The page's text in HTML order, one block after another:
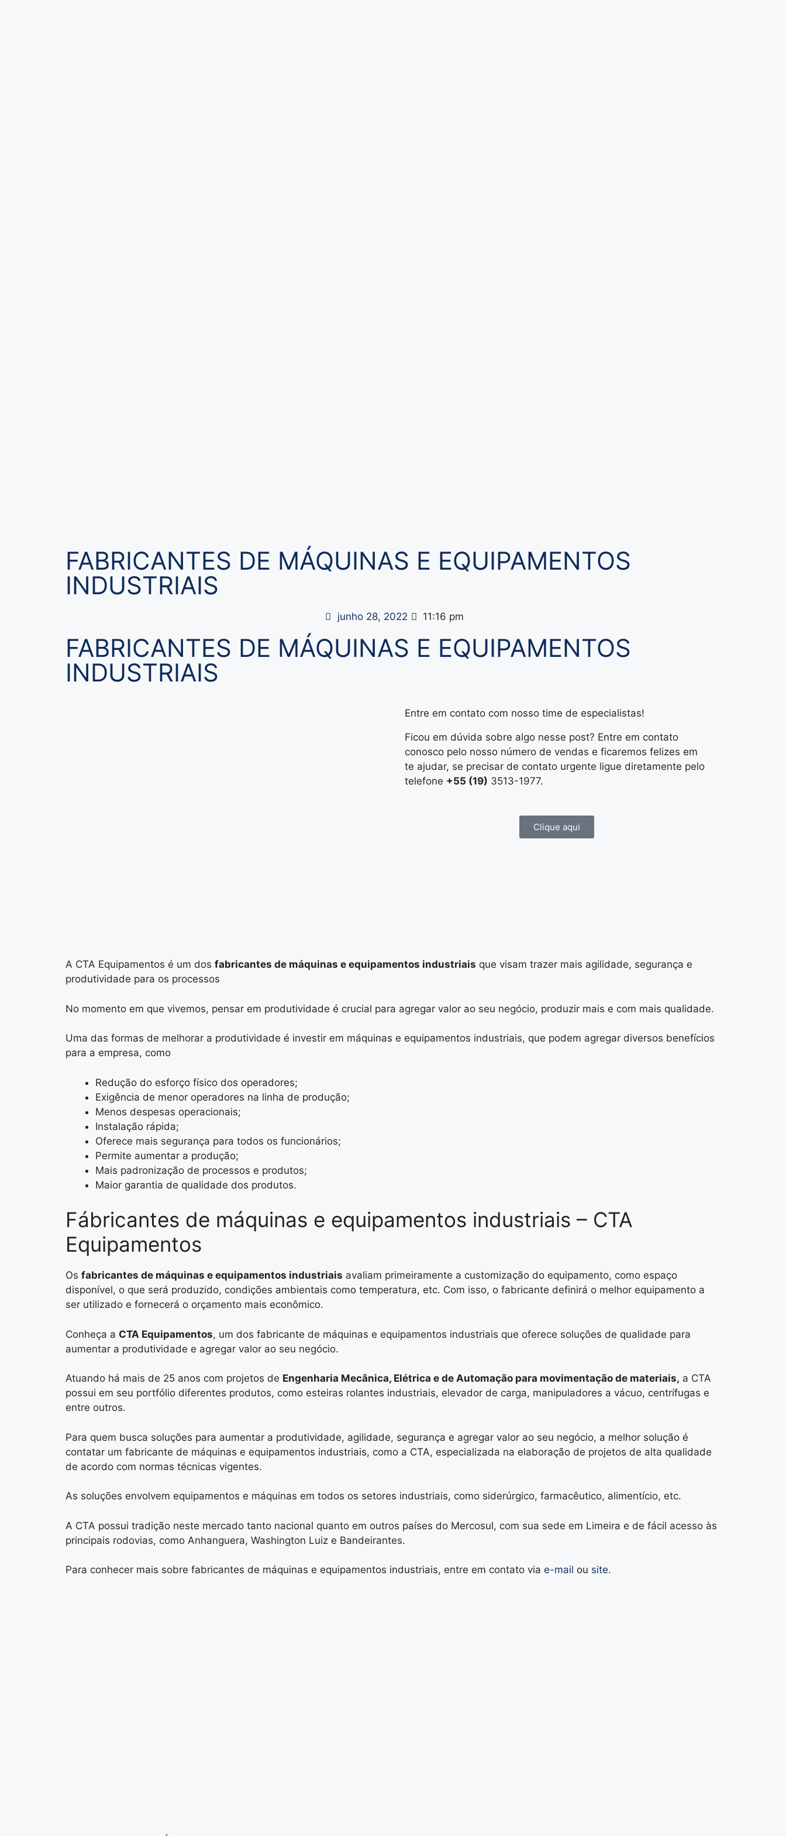
FABRICANTES DE MÁQUINAS E EQUIPAMENTOS
INDUSTRIAIS
junho 28, 2022 11:16 pm
FABRICANTES DE MÁQUINAS E EQUIPAMENTOS
INDUSTRIAIS
Entre em contato com nosso time de especialistas!
Ficou em dúvida sobre algo nesse post? Entre em contato
conosco pelo nosso número de vendas e ficaremos felizes em
te ajudar, se precisar de contato urgente ligue diretamente pelo
telefone +55 (19) 3513-1977.
Clique aqui
A CTA Equipamentos é um dos fabricantes de máquinas e equipamentos industriais que visam trazer mais agilidade, segurança e
produtividade para os processos
No momento em que vivemos, pensar em produtividade é crucial para agregar valor ao seu negócio, produzir mais e com mais qualidade.
Uma das formas de melhorar a produtividade é investir em máquinas e equipamentos industriais, que podem agregar diversos benefícios
para a empresa, como
Redução do esforço físico dos operadores;
Exigência de menor operadores na linha de produção;
Menos despesas operacionais;
Instalação rápida;
Oferece mais segurança para todos os funcionários;
Permite aumentar a produção;
Mais padronização de processos e produtos;
Maior garantia de qualidade dos produtos.
Fábricantes de máquinas e equipamentos industriais – CTA
Equipamentos
Os fabricantes de máquinas e equipamentos industriais avaliam primeiramente a customização do equipamento, como espaço
disponível, o que será produzido, condições ambientais como temperatura, etc. Com isso, o fabricante definirá o melhor equipamento a
ser utilizado e fornecerá o orçamento mais econômico.
Conheça a CTA Equipamentos, um dos fabricante de máquinas e equipamentos industriais que oferece soluções de qualidade para
aumentar a produtividade e agregar valor ao seu negócio.
Atuando há mais de 25 anos com projetos de Engenharia Mecânica, Elétrica e de Automação para movimentação de materiais, a CTA
possui em seu portfólio diferentes produtos, como esteiras rolantes industriais, elevador de carga, manipuladores a vácuo, centrífugas e
entre outros.
Para quem busca soluções para aumentar a produtividade, agilidade, segurança e agregar valor ao seu negócio, a melhor solução é
contatar um fabricante de máquinas e equipamentos industriais, como a CTA, especializada na elaboração de projetos de alta qualidade
de acordo com normas técnicas vigentes.
As soluções envolvem equipamentos e máquinas em todos os setores industriais, como siderúrgico, farmacêutico, alimentício, etc.
A CTA possui tradição neste mercado tanto nacional quanto em outros países do Mercosul, com sua sede em Limeira e de fácil acesso às
principais rodovias, como Anhanguera, Washington Luiz e Bandeirantes.
Para conhecer mais sobre fabricantes de máquinas e equipamentos industriais, entre em contato via e-mail ou site.